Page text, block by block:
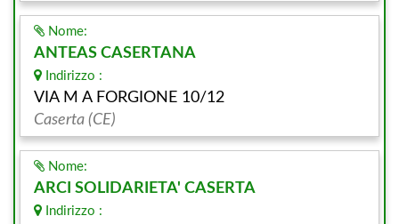
Nome:
ANTEAS CASERTANA
Indirizzo :
VIA M A FORGIONE 10/12
Caserta (CE)
Nome:
ARCI SOLIDARIETA' CASERTA
Indirizzo :